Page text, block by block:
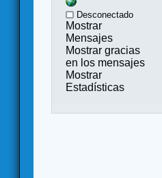
Desconectado
Mostrar
Mensajes
Mostrar gracias
en los mensajes
Mostrar
Estadísticas